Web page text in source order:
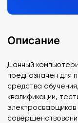
Описание
Данный
предназначен для
средства
квалификации,
электросварщиков